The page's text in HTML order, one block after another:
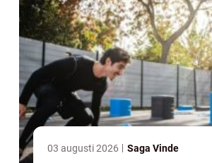
03 augusti 2026 Saga Vinde